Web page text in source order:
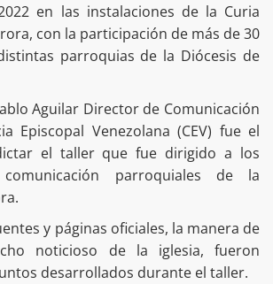
en las instalaciones de la Curia
con la participación de más de 30
parroquias de la Diócesis de
Aguilar Director de Comunicación
Episcopal Venezolana (CEV) fue el
el taller que fue dirigido a los
parroquiales de la
y páginas oficiales, la manera de
noticioso de la iglesia, fueron
desarrollados durante el taller.